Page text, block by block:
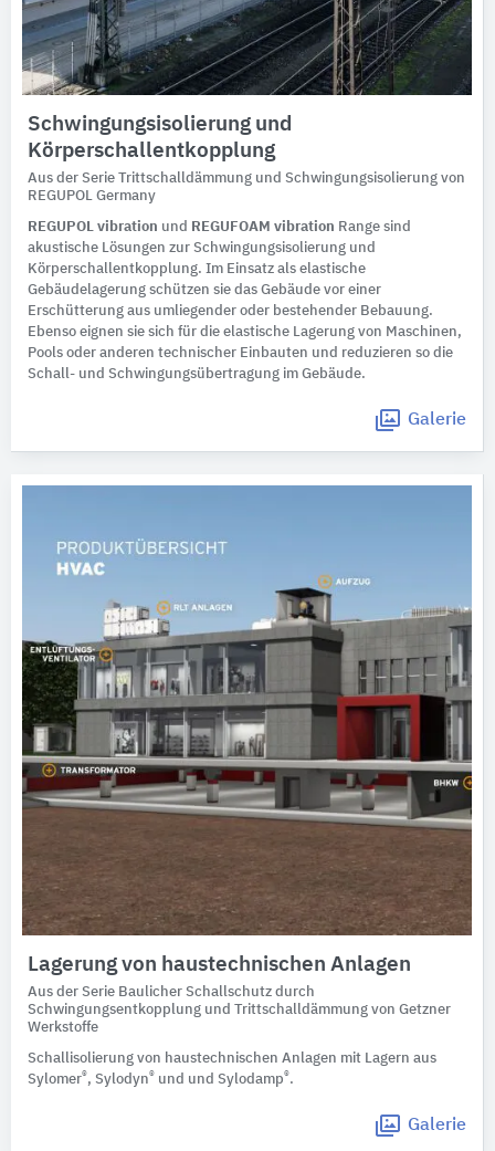
Schwingungsisolierung und
Körperschallentkopplung
Aus der Serie Trittschalldämmung und Schwingungsisolierung von
REGUPOL Germany
REGUPOL vibration und REGUFOAM vibration Range sind
akustische Lösungen zur Schwingungsisolierung und
Körperschallentkopplung. Im Einsatz als elastische
Gebäudelagerung schützen sie das Gebäude vor einer
Erschütterung aus umliegender oder bestehender Bebauung.
Ebenso eignen sie sich für die elastische Lagerung von Maschinen,
Pools oder anderen technischer Einbauten und reduzieren so die
Schall- und Schwingungsübertragung im Gebäude.
Galerie
Lagerung von haustechnischen Anlagen
Aus der Serie Baulicher Schallschutz durch
Schwingungsentkopplung und Trittschalldämmung von Getzner
Werkstoffe
Schallisolierung von haustechnischen Anlagen mit Lagern aus
Sylomer®, Sylodyn® und und Sylodamp®.
Galerie